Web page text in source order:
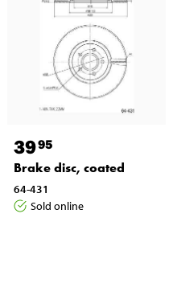
3995
Brake disc, coated
64-431
Sold online